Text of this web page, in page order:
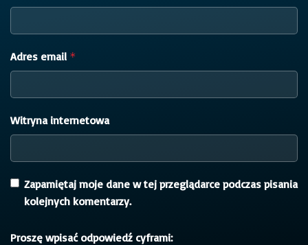
Adres email *
Witryna internetowa
Zapamiętaj moje dane w tej przeglądarce podczas pisania
kolejnych komentarzy.
Proszę wpisać odpowiedź cyframi: